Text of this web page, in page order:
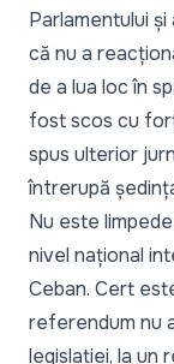
Parlamentului și
că nu a
de a lua loc în
fost scos cu
spus ulterior
întrerupă
Nu este
nivel național
Ceban. Cert
referendum nu
legislației, la un